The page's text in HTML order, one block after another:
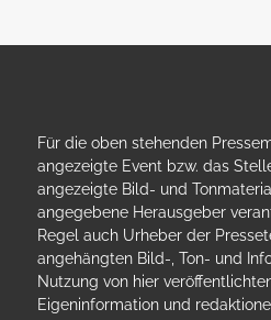
Für die oben stehenden
angezeigte Event bzw. das
angezeigte Bild- und
angegebene Herausgeber
Regel auch Urheber der
angehängten Bild-, Ton- und
Nutzung von hier
Eigeninformation und